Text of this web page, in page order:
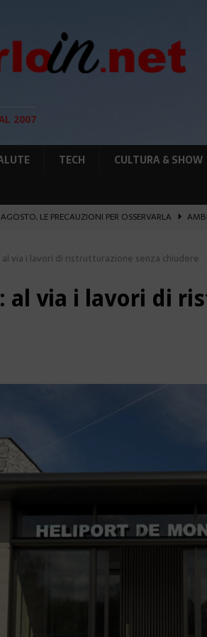
2007
TECH CULTURA & SHOW
LE PRECAUZIONI PER OSSERVARLA
ad Auschwitz-Birkenau
ATTUALITÀ
PORTO IL 1° MONACO ATHLETICS FESTIVAL
via i lavori di ristrutturazione senza chiudere
al via i lavori di